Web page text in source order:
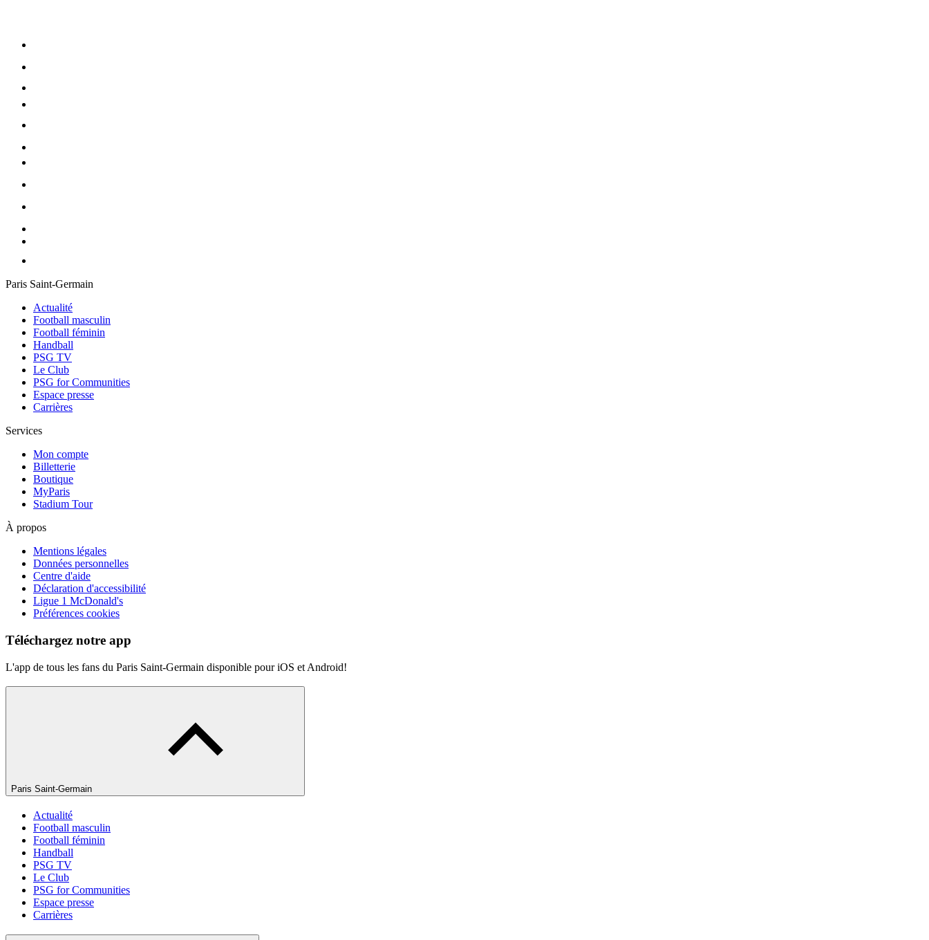
Paris Saint-Germain
Actualité
Football masculin
Football féminin
Handball
PSG TV
Le Club
PSG for Communities
Espace presse
Carrières
Services
Mon compte
Billetterie
Boutique
MyParis
Stadium Tour
À propos
Mentions légales
Données personnelles
Centre d'aide
Déclaration d'accessibilité
Ligue 1 McDonald's
Préférences cookies
Téléchargez notre app
L'app de tous les fans du Paris Saint-Germain disponible pour iOS et Android!
Paris Saint-Germain
Actualité
Football masculin
Football féminin
Handball
PSG TV
Le Club
PSG for Communities
Espace presse
Carrières